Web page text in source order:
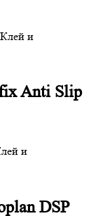
Anti Slip
DSP